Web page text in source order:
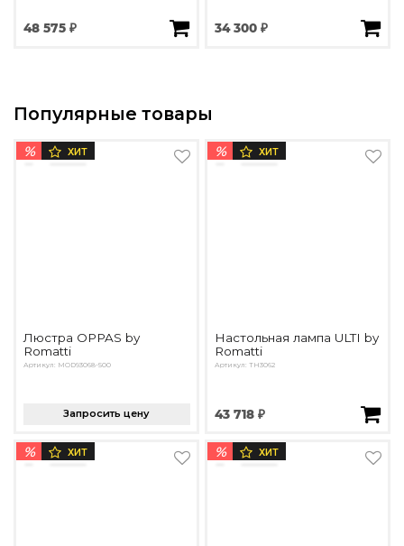
48 575 ₽ 34 300 ₽
Популярные товары
% ХИТ
Люстра OPPAS by
Romatti
Артикул: MOD93068-500
Запросить цену
% ХИТ
Настольная лампа ULTI by
Romatti
Артикул: TH3062
43 718 ₽
% ХИТ % ХИТ